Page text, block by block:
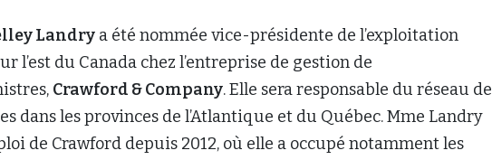
Landry a été nommée vice-présidente de l’exploitation
l’est du Canada chez l’entreprise de gestion de
Crawford & Company. Elle sera responsable du réseau de
dans les provinces de l’Atlantique et du Québec. Mme Landry
de Crawford depuis 2012, où elle a occupé notamment les